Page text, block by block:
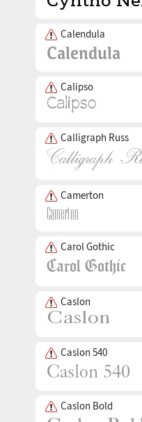
Calendula
Calipso
Calligraph Russ
Camerton
Carol Gothic
Caslon
Caslon 540
Caslon Bold